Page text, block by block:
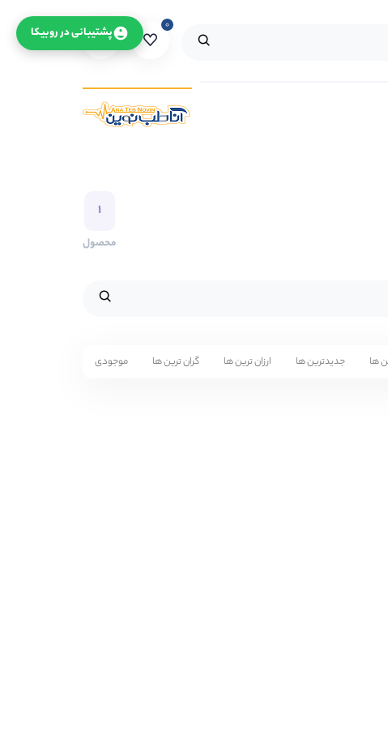
۰ ۰
۱
محصول
ها جدیدترین ها ارزان ترین ها گران ترین ها موجودی
پشتیبانی در روبیکا